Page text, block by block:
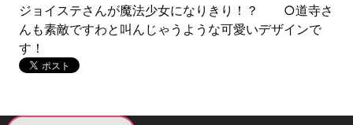
ジョイステさんが魔法少女になりきり！？ ○道寺さ
んも素敵ですわと叫んじゃうような可愛いデザインで
す！